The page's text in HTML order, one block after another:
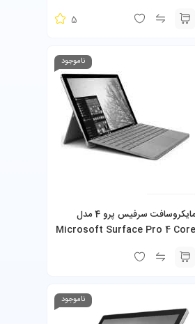
همراه کیبورد و شارژر
5
ناموجود
‎مایکروسافت سرفیس پرو 4 مدل
Microsoft Surface Pro 4 Core
ناموجود